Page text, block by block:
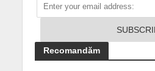
Recomandăm